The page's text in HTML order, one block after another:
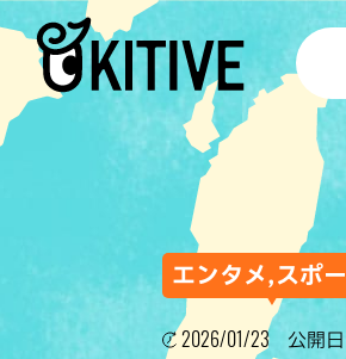
エンタメ,スポ
2026/01/23 公開日